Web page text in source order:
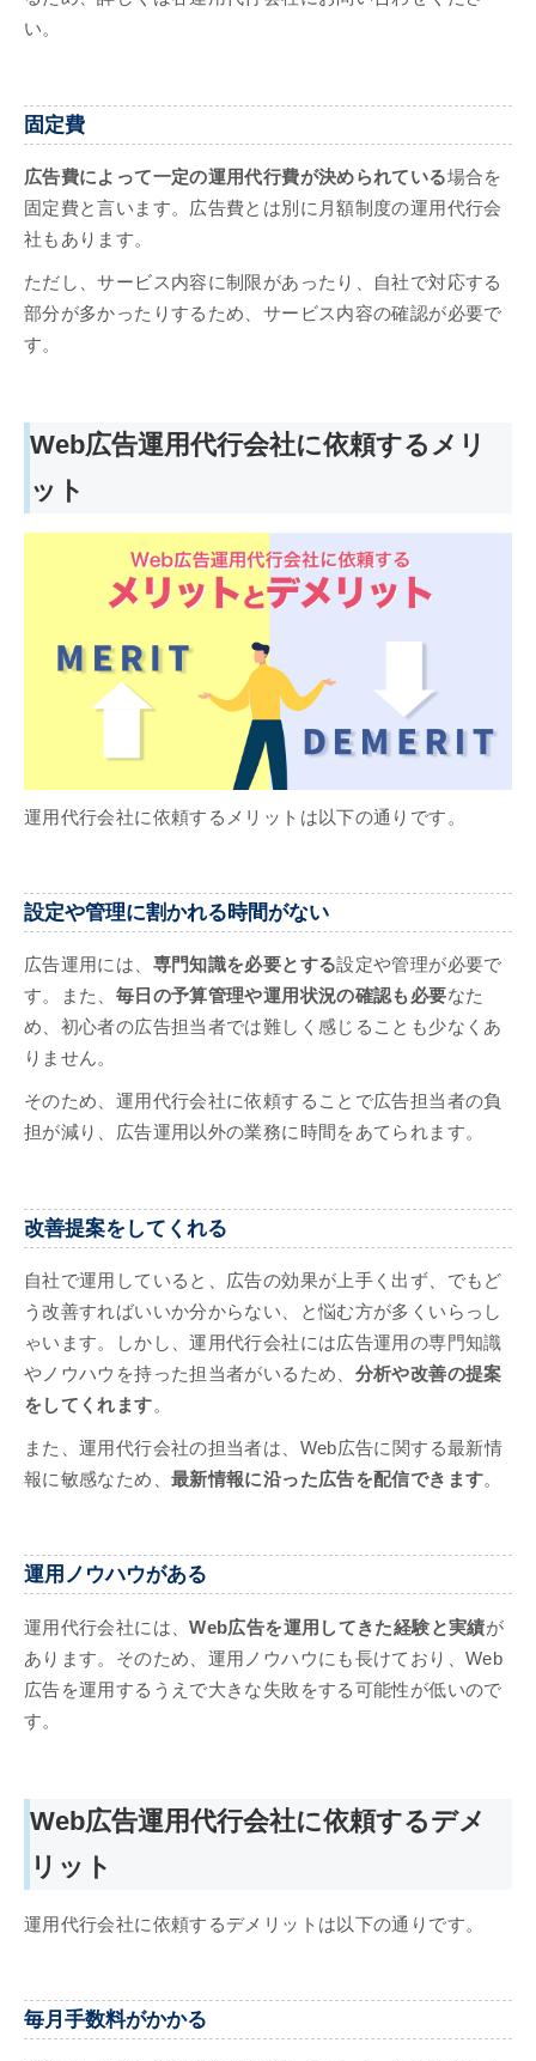
い。
固定費
広告費によって一定の運用代行費が決められている場合を
固定費と言います。広告費とは別に月額制度の運用代行会
社もあります。
ただし、サービス内容に制限があったり、自社で対応する
部分が多かったりするため、サービス内容の確認が必要で
す。
Web広告運用代行会社に依頼するメリ
ット
運用代行会社に依頼するメリットは以下の通りです。
設定や管理に割かれる時間がない
広告運用には、 専門知識を必要とする設定や管理が必要で
す。また、 毎日の予算管理や運用状況の確認も必要なた
め、初心者の広告担当者では難しく感じることも少なくあ
りません。
そのため、運用代行会社に依頼することで広告担当者の負
担が減り、広告運用以外の業務に時間をあてられます。
改善提案をしてくれる
自社で運用していると、広告の効果が上手く出ず、でもど
う改善すればいいか分からない、と悩む方が多くいらっし
ゃいます。しかし、運用代行会社には広告運用の専門知識
やノウハウを持った担当者がいるため、 分析や改善の提案
をしてくれます。
また、運用代行会社の担当者は、Web広告に関する最新情
報に敏感なため、 最新情報に沿った広告を配信できます。
運用ノウハウがある
運用代行会社には、Web広告を運用してきた経験と実績が
あります。そのため、運用ノウハウにも長けており、Web
広告を運用するうえで大きな失敗をする可能性が低いので
す。
Web広告運用代行会社に依頼するデメ
リット
運用代行会社に依頼するデメリットは以下の通りです。
毎月手数料がかかる